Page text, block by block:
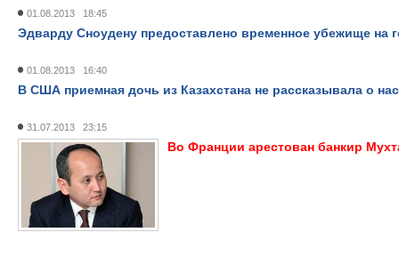
01.08.2013 18:45
Эдварду Сноудену предоставлено временное убежище на
01.08.2013 16:40
В США приемная дочь из Казахстана не рассказывала о
31.07.2013 23:15
Во Франции арестован банкир